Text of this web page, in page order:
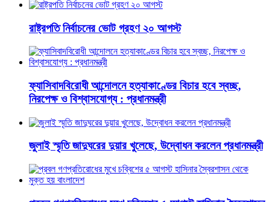
রাষ্ট্রপতি নির্বাচনের ভোট গ্রহণ ২০ আগস্ট
ফ্যাসিবাদবিরোধী আন্দোলনে হত্যাকাণ্ডের বিচার হবে স্বচ্ছ,
নিরপেক্ষ ও বিশ্বাসযোগ্য : প্রধানমন্ত্রী
জুলাই স্মৃতি জাদুঘরের দুয়ার খুলেছে, উদ্বোধন করলেন প্রধানমন্ত্রী